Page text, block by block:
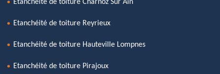
Etanchéité de toiture Charnoz Sur Ain
Etanchéité de toiture Reyrieux
Etanchéité de toiture Hauteville Lompnes
Etanchéité de toiture Pirajoux